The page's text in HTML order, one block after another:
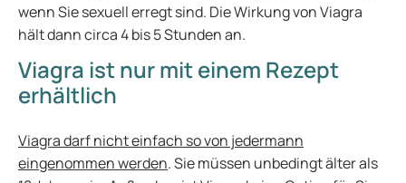
wenn Sie sexuell erregt sind. Die Wirkung von Viagra
hält dann circa 4 bis 5 Stunden an.
Viagra ist nur mit einem Rezept
erhältlich
Viagra darf nicht einfach so von jedermann
eingenommen werden. Sie müssen unbedingt älter als